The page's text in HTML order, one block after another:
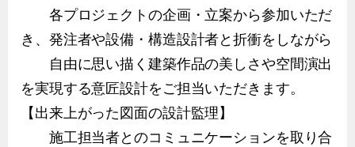
各プロジェクトの企画・立案から参加いただ
き、発注者や設備・構造設計者と折衝をしながら
自由に思い描く建築作品の美しさや空間演出
を実現する意匠設計をご担当いただきます。
【出来上がった図面の設計監理】
施工担当者とのコミュニケーションを取り合